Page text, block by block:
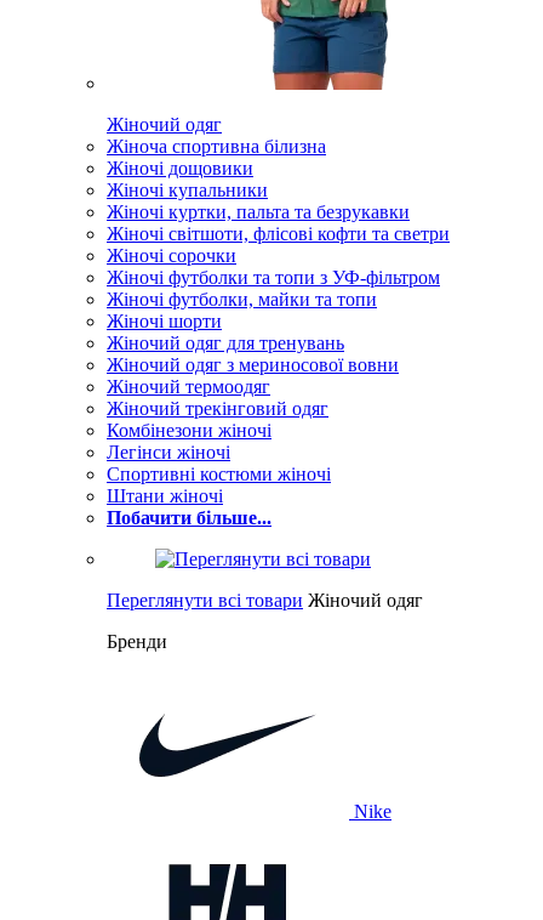
Жіночий одяг
Жіноча спортивна білизна
Жіночі дощовики
Жіночі купальники
Жіночі куртки, пальта та безрукавки
Жіночі світшоти, флісові кофти та светри
Жіночі сорочки
Жіночі футболки та топи з УФ-фільтром
Жіночі футболки, майки та топи
Жіночі шорти
Жіночий одяг для тренувань
Жіночий одяг з мериносової вовни
Жіночий термоодяг
Жіночий трекінговий одяг
Комбінезони жіночі
Легінси жіночі
Спортивні костюми жіночі
Штани жіночі
Побачити більше...
Переглянути всі товари Жіночий одяг
Бренди
Nike